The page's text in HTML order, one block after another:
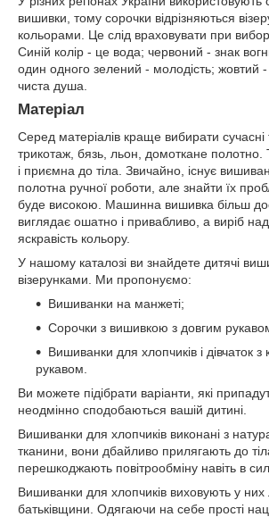
вишивки, тому сорочки відрізняються
кольорами. Це слід враховувати при
Синій колір - це вода; червоний - знак
один одного зелений - молодість; жовтий
чиста душа.
Матеріал
Серед матеріалів краще вибирати сучасні
трикотаж, бязь, льон, домоткане полотно.
і приємна до тіла. Звичайно, існує
полотна ручної роботи, але знайти їх
буде високою. Машинна вишивка більш
виглядає ошатно і привабливо, а виріб
яскравість кольору.
У нашому каталозі ви знайдете дитячі
візерунками. Ми пропонуємо:
Вишиванки на манжеті;
Сорочки з вишивкою з довгим
Вишиванки для хлопчиків і дівчаток з
рукавом.
Ви можете підібрати варіанти, які
неодмінно сподобаються вашій дитині.
Вишиванки для хлопчиків виконані з
тканини, вони дбайливо прилягають до
перешкоджають повітрообміну навіть в
Вишиванки для хлопчиків виховують у
батьківщини. Одягаючи на себе прості